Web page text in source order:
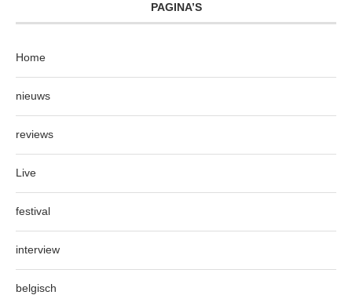
PAGINA’S
Home
nieuws
reviews
Live
festival
interview
belgisch